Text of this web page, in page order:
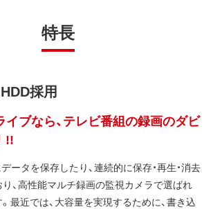
特長
採用
ブなら、テレビ番組の録画のダビ
!!
ータを保存したり、連続的に保存・再生・消去
、高性能マルチ録画の監視カメラで選ばれ
最近では、大容量を実現するために、書き込